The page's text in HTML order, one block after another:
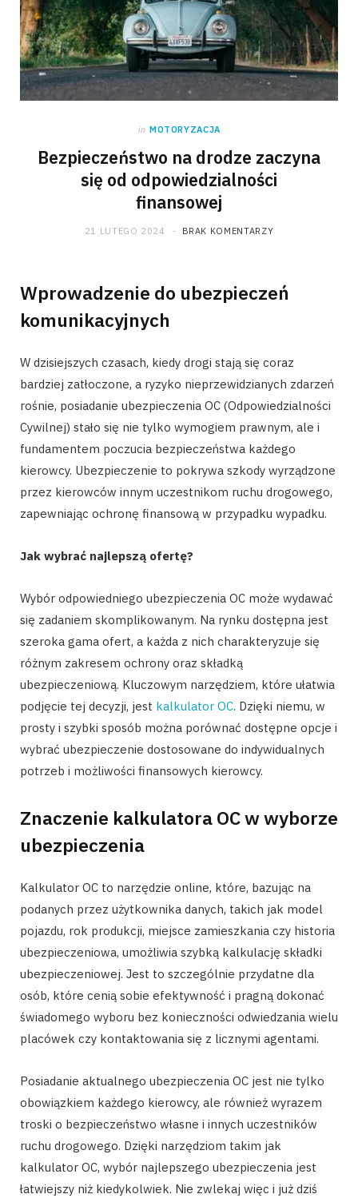
in MOTORYZACJA
Bezpieczeństwo na drodze zaczyna
się od odpowiedzialności
finansowej
21 LUTEGO 2024 BRAK KOMENTARZY
Wprowadzenie do ubezpieczeń
komunikacyjnych
W dzisiejszych czasach, kiedy drogi stają się coraz
bardziej zatłoczone, a ryzyko nieprzewidzianych zdarzeń
rośnie, posiadanie ubezpieczenia OC (Odpowiedzialności
Cywilnej) stało się nie tylko wymogiem prawnym, ale i
fundamentem poczucia bezpieczeństwa każdego
kierowcy. Ubezpieczenie to pokrywa szkody wyrządzone
przez kierowców innym uczestnikom ruchu drogowego,
zapewniając ochronę finansową w przypadku wypadku.
Jak wybrać najlepszą ofertę?
Wybór odpowiedniego ubezpieczenia OC może wydawać
się zadaniem skomplikowanym. Na rynku dostępna jest
szeroka gama ofert, a każda z nich charakteryzuje się
różnym zakresem ochrony oraz składką
ubezpieczeniową. Kluczowym narzędziem, które ułatwia
podjęcie tej decyzji, jest kalkulator OC. Dzięki niemu, w
prosty i szybki sposób można porównać dostępne opcje i
wybrać ubezpieczenie dostosowane do indywidualnych
potrzeb i możliwości finansowych kierowcy.
Znaczenie kalkulatora OC w wyborze
ubezpieczenia
Kalkulator OC to narzędzie online, które, bazując na
podanych przez użytkownika danych, takich jak model
pojazdu, rok produkcji, miejsce zamieszkania czy historia
ubezpieczeniowa, umożliwia szybką kalkulację składki
ubezpieczeniowej. Jest to szczególnie przydatne dla
osób, które cenią sobie efektywność i pragną dokonać
świadomego wyboru bez konieczności odwiedzania wielu
placówek czy kontaktowania się z licznymi agentami.
Posiadanie aktualnego ubezpieczenia OC jest nie tylko
obowiązkiem każdego kierowcy, ale również wyrazem
troski o bezpieczeństwo własne i innych uczestników
ruchu drogowego. Dzięki narzędziom takim jak
kalkulator OC, wybór najlepszego ubezpieczenia jest
łatwiejszy niż kiedykolwiek. Nie zwlekaj więc i już dziś